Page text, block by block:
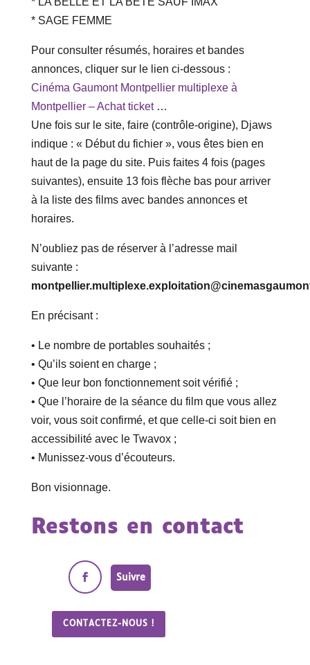
* SAGE FEMME
Pour consulter résumés, horaires et bandes
annonces, cliquer sur le lien ci-dessous :
Cinéma Gaumont Montpellier multiplexe à
Montpellier – Achat ticket…
Une fois sur le site, faire (contrôle-origine), Djaws
indique : « Début du fichier », vous êtes bien en
haut de la page du site. Puis faites 4 fois (pages
suivantes), ensuite 13 fois flèche bas pour arriver
à la liste des films avec bandes annonces et
horaires.
N’oubliez pas de réserver à l’adresse mail
suivante :
En précisant :
• Le nombre de portables souhaités ;
• Qu’ils soient en charge ;
• Que leur bon fonctionnement soit vérifié ;
• Que l’horaire de la séance du film que vous allez
voir, vous soit confirmé, et que celle-ci soit bien en
accessibilité avec le Twavox ;
• Munissez-vous d’écouteurs.
Bon visionnage.
Restons en contact
Suivre
CONTACTEZ-NOUS !